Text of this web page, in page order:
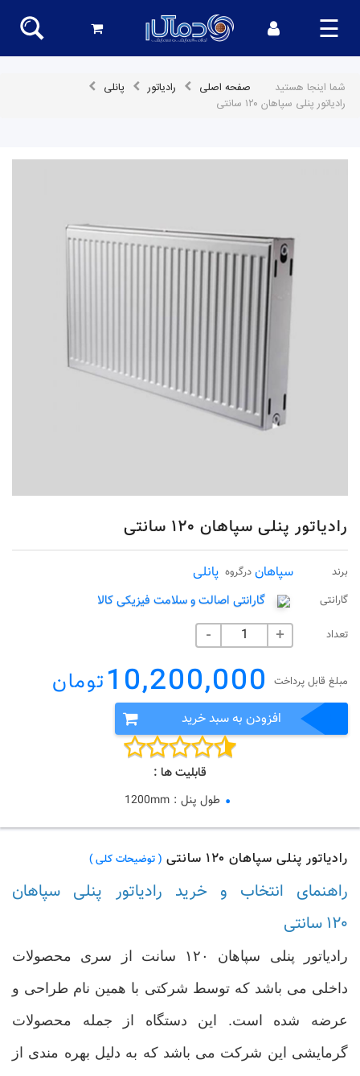
☰
شما اینجا هستید صفحه اصلی رادیاتور
پانلی
رادیاتور پنلی سپاهان ۱۲۰ سانتی
رادیاتور پنلی سپاهان ۱۲۰ سانتی
برند سپاهان درگروه پانلی
گارانتی گارانتی اصالت و سلامت فیزیکی کالا
تعداد - +
مبلغ قابل پرداخت 10,200,000تومان
افزودن به سبد خرید
قابلیت ها :
طول پنل :
1200mm
رادیاتور پنلی سپاهان ۱۲۰ سانتی ( توضیحات کلی )
راهنمای انتخاب و خرید رادیاتور پنلی سپاهان
۱۲۰ سانتی
رادیاتور پنلی سپاهان ۱۲۰ سانت از سری محصولات
داخلی می باشد که توسط شرکتی با همین نام طراحی و
عرضه شده است. این دستگاه از جمله محصولات
گرمایشی این شرکت می باشد که به دلیل بهره مندی از